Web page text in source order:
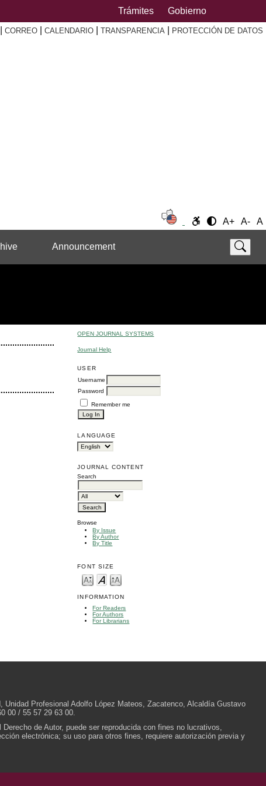
Trámites Gobierno
CORREO CALENDARIO TRANSPARENCIA PROTECCIÓN DE DATOS
A+ A- A
Announcement
OPEN JOURNAL SYSTEMS
Journal Help
USER
Username
Password
Remember me
LANGUAGE
JOURNAL CONTENT
Search
Browse
By Issue
By Author
By Title
FONT SIZE
INFORMATION
For Readers
For Authors
For Librarians
Profesional Adolfo López Mateos, Zacatenco, Alcaldía Gustavo
00 / 55 57 29 63 00.
de Autor, puede ser reproducida con fines no lucrativos,
electrónica; su uso para otros fines, requiere autorización previa y